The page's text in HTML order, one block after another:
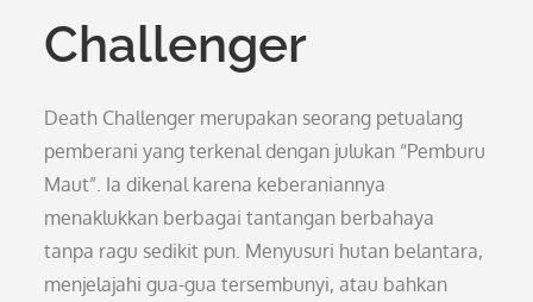
Challenger
Death Challenger merupakan seorang petualang
pemberani yang terkenal dengan julukan “Pemburu
Maut”. Ia dikenal karena keberaniannya
menaklukkan berbagai tantangan berbahaya
tanpa ragu sedikit pun. Menyusuri hutan belantara,
menjelajahi gua-gua tersembunyi, atau bahkan